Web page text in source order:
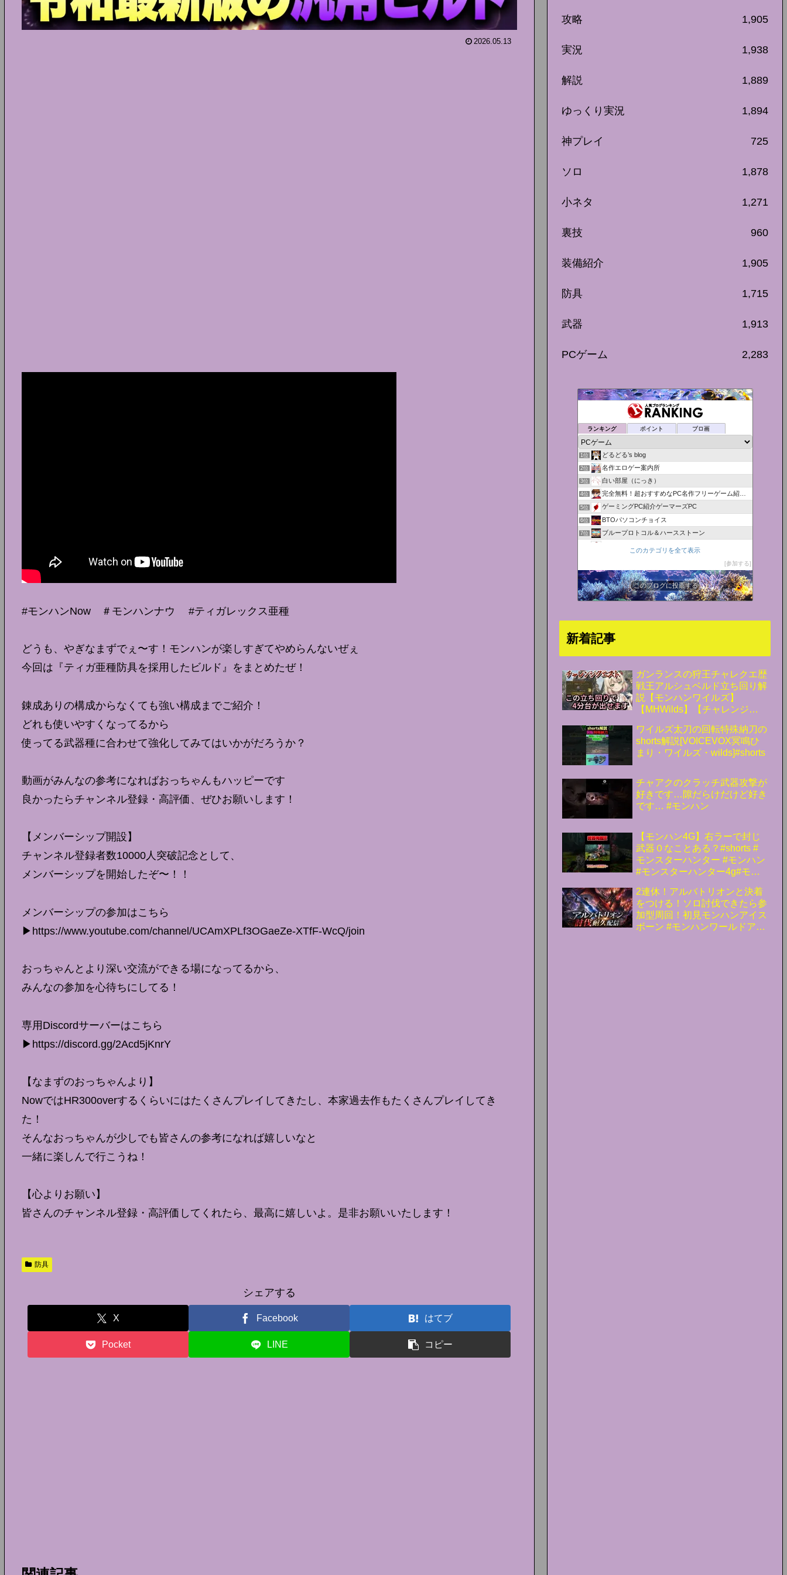
2026.05.13
#モンハンNow ＃モンハンナウ #ティガレックス亜種
どうも、やぎなまずでぇ〜す！モンハンが楽しすぎてやめらんないぜぇ
今回は『ティガ亜種防具を採用したビルド』をまとめたぜ！
錬成ありの構成からなくても強い構成までご紹介！
どれも使いやすくなってるから
使ってる武器種に合わせて強化してみてはいかがだろうか？
動画がみんなの参考になればおっちゃんもハッピーです
良かったらチャンネル登録・高評価、ぜひお願いします！
【メンバーシップ開設】
チャンネル登録者数10000人突破記念として、
メンバーシップを開始したぞ〜！！
メンバーシップの参加はこちら
▶︎https://www.youtube.com/channel/UCAmXPLf3OGaeZe-XTfF-WcQ/join
おっちゃんとより深い交流ができる場になってるから、
みんなの参加を心待ちにしてる！
専用Discordサーバーはこちら
▶︎https://discord.gg/2Acd5jKnrY
【なまずのおっちゃんより】
NowではHR300overするくらいにはたくさんプレイしてきたし、本家過去作もたくさんプレイしてき
た！
そんなおっちゃんが少しでも皆さんの参考になれば嬉しいなと
一緒に楽しんで行こうね！
【心よりお願い】
皆さんのチャンネル登録・高評価してくれたら、最高に嬉しいよ。是非お願いいたします！
防具
シェアする
X Facebook はてブ
Pocket LINE コピー
攻略 1,905
実況 1,938
解説 1,889
ゆっくり実況 1,894
神プレイ 725
ソロ 1,878
小ネタ 1,271
裏技 960
装備紹介 1,905
防具 1,715
武器 1,913
PCゲーム 2,283
ランキング ポイント ブロ画
1位 どるどる’s blog
2位 名作エロゲー案内所
3位 白い部屋（にっき）
4位 完全無料！超おすすめなPC名作フリーゲーム紹介＆攻略！
5位 ゲーミングPC紹介ゲーマーズPC
6位 BTOパソコンチョイス
7位 ブループロトコル＆ハースストーン
10位 ゲーミングBTOパソコン総研
11位 にゃっちブログ
12位 情報社会化黙示録
15位 BTOゲーミングPCランキング
このカテゴリを全て表示
参加する
このブログに投票する
新着記事
ガンランスの狩王チャレクエ歴
戦王アルシュベルド立ち回り解
説【モンハンワイルズ】
【MHWilds】【チャレンジク
ワイルズ太刀の回転特殊納刀の
shorts解説[VOICEVOX冥鳴ひ
まり・ワイルズ・wilds]#shorts
チャアクのクラッチ武器攻撃が
好きです…隙だらけだけど好き
です… #モンハン
【モンハン4G】右ラーで封じ
武器０なことある？#shorts #
モンスターハンター #モンハン
#モンスターハンター4g#モン
2連休！アルバトリオンと決着
をつける！ソロ討伐できたら参
加型周回！初見モンハンアイス
ボーン #モンハンワールドアイ